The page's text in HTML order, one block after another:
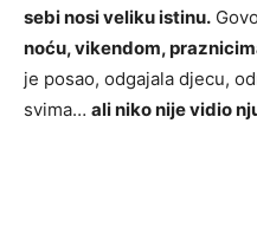
sebi nosi veliku istinu.
noću, vikendom,
je posao, odgajala djecu,
svima… ali niko nije vidio